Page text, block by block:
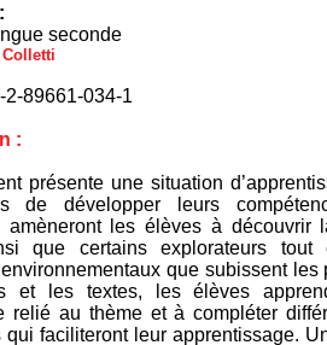
seconde
Colletti
2-89661-034-1
:
présente une situation
de développer leurs
amèneront les élèves à découvrir
que certains explorateurs tout
que subissent les
et les textes, les élèves
relié au thème et à compléter
qui faciliteront leur apprentissage.